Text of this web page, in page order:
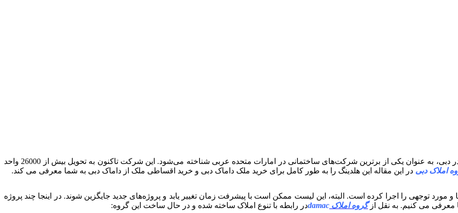
داماک با بیش از 147 پروژه پیشرفته و شهرک مسکونی و تجاری در دبی، به عنوان یکی از برترین شرکت‌های ساختمانی در امارات متحده عربی شناخته می‌شود. این شرکت تاکنون به تحویل بیش از 26000 واحد
املاک دبی در این مقاله این هلدینگ را به طور کامل برای خرید ملک داماک دبی و خرید اقساطی ملک از داماک دبی به شما معرفی می کند.
مورد توجهی را اجرا کرده است. البته، این لیست ممکن است با پیشرفت زمان تغییر یابد و پروژه‌های جدید جایگزین شوند. در اینجا چند پروژه
معرفی می کنیم. به نقل ازگروه املاک damacدر رابطه با تنوع املاک ساخته شده و در حال ساخت این گروه: